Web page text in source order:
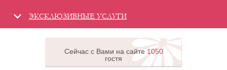
ЭКСКЛЮЗИВНЫЕ УСЛУГИ
Сейчас с Вами на сайте1050
гостя